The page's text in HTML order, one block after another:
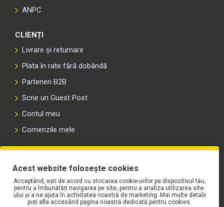
ANPC
CLIENȚI
Livrare și returnare
Plata în rate fără dobândă
Parteneri B2B
Scrie un Guest Post
Contul meu
Comenzile mele
Acest website folosește cookies
Acceptând, ești de acord cu stocarea cookie-urilor pe dispozitivul tău,
pentru a îmbunătăți navigarea pe site, pentru a analiza utilizarea site-
ului și a ne ajuta în activitatea noastră de marketing. Mai multe detalii
poți afla accesând pagina noastră dedicată pentru cookies.